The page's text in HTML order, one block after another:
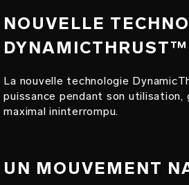
NOUVELLE
DYNAMICTHRUST™
La nouvelle technologie
puissance pendant son utilisation,
maximal ininterrompu.
UN MOUVEMENT